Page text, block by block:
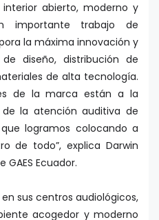
abierto, moderno y
importante trabajo de
la máxima innovación y
diseño, distribución de
de alta tecnología.
de la marca están a la
la atención auditiva de
logramos colocando a
de todo”, explica Darwin
GAES Ecuador.
sus centros audiológicos,
acogedor y moderno